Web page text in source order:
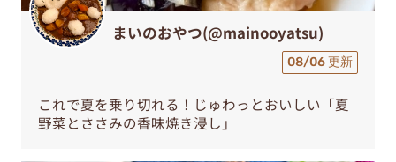
まいのおやつ(@mainooyatsu)
08/06 更新
これで夏を乗り切れる！じゅわっとおいしい「夏
野菜とささみの香味焼き浸し」